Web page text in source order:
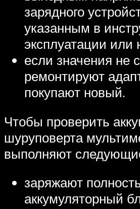
зарядного
указанным в
эксплуатации или
если значения не
ремонтируют
покупают новый.
Чтобы проверить
шуруповерта
выполняют
заряжают
аккумуляторный